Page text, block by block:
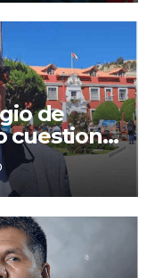
de
cuestiona